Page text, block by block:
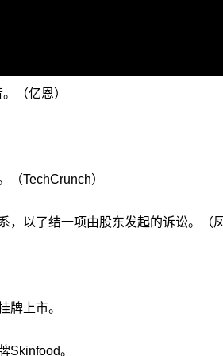
（亿恩）
TechCrunch）
以了结一项由股东发起的诉讼。（
牌上市。
Skinfood。